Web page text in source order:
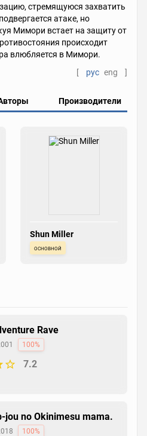
стремящуюся захватить
атаке, но
Мимори встает на защиту от
происходит
влюбляется в Мимори.
[
рус eng ]
Производители
Shun Miller
основной
Rave
100%
7.2
jou no Okinimesu mama.
100%